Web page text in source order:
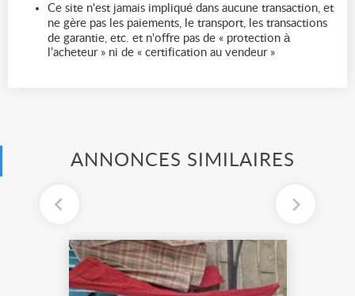
Ce site n'est jamais impliqué dans aucune transaction, et
ne gère pas les paiements, le transport, les transactions
de garantie, etc. et n'offre pas de « protection à
l’acheteur » ni de « certification au vendeur »
ANNONCES SIMILAIRES